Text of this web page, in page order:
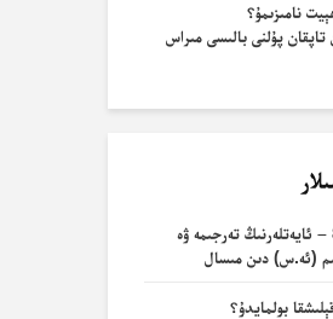
نامىزىمۇ؟
پۇلنى بالىسى مىراس
ئەنئام، 74 ~ 81 – ئايەتلەرنىڭ تەرجىمە ۋە
(ئە.س) دىن مىسال
بولمايدۇ؟